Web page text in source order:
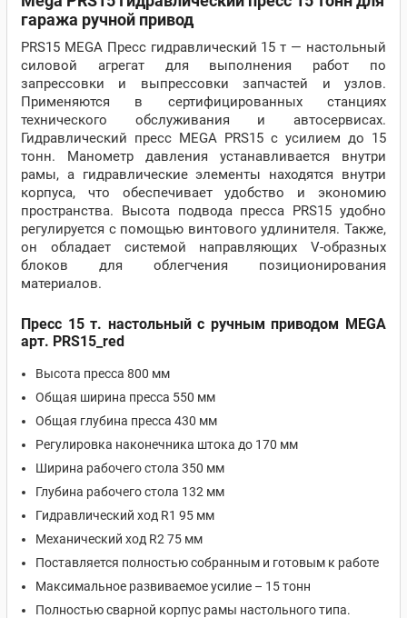
гаража ручной привод
PRS15 MEGA Пресс гидравлический 15 т — настольный
силовой агрегат для выполнения работ по
запрессовки и выпрессовки запчастей и узлов.
Применяются в сертифицированных станциях
технического обслуживания и автосервисах.
Гидравлический пресс MEGA PRS15 с усилием до 15
тонн. Манометр давления устанавливается внутри
рамы, а гидравлические элементы находятся внутри
корпуса, что обеспечивает удобство и экономию
пространства. Высота подвода пресса PRS15 удобно
регулируется с помощью винтового удлинителя. Также,
он обладает системой направляющих V-образных
блоков для облегчения позиционирования
материалов.
Пресс 15 т. настольный с ручным приводом MEGA
арт. PRS15_red
Высота пресса 800 мм
Общая ширина пресса 550 мм
Общая глубина пресса 430 мм
Регулировка наконечника штока до 170 мм
Ширина рабочего стола 350 мм
Глубина рабочего стола 132 мм
Гидравлический ход R1 95 мм
Механический ход R2 75 мм
Поставляется полностью собранным и готовым к работе
Максимальное развиваемое усилие – 15 тонн
Полностью сварной корпус рамы настольного типа.